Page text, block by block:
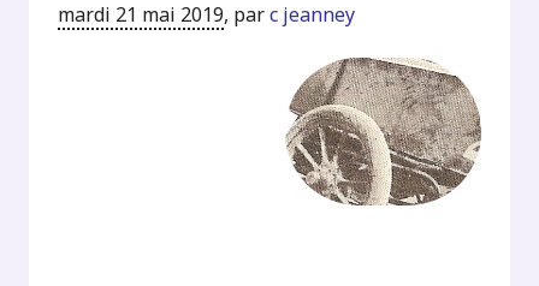
mardi 21 mai 2019, parc jeanney